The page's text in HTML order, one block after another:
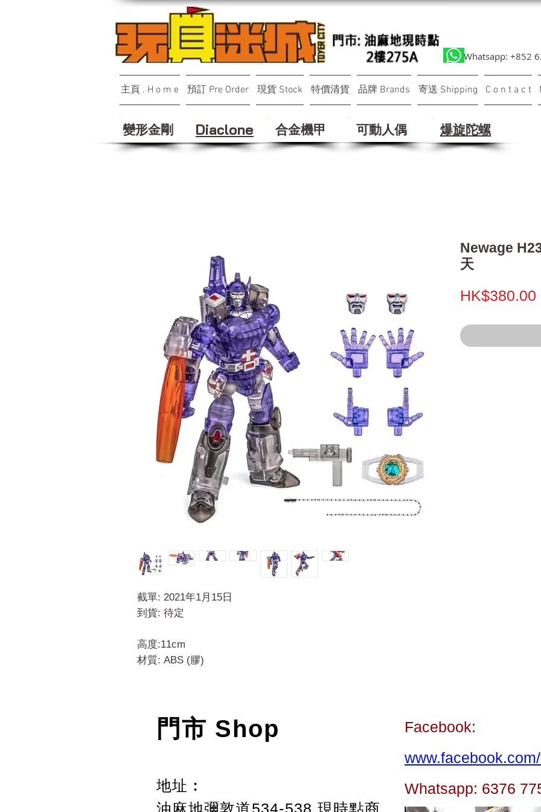
Whatsapp: +852
主頁 . H o m e 預訂 Pre Order 現貨 Stock 特價清貨 品牌 Brands 寄送 Shipping C o n t a c t
變形金剛 Diaclone 合金機甲 可動人偶 ​爆旋陀螺
截單: 2021年1月15日
到貨: 待定
高度:11cm
材質: ABS (膠)
Newage
天
HK$380.00
門市 Shop
地址︰
油麻地彌敦道534-538 現時點商
Facebook:
Whatsapp: 6376